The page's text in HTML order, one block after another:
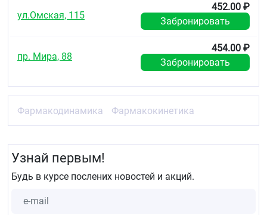
ул.Омская, 115
452.00 ₽
Забронировать
пр. Мира, 88
454.00 ₽
Забронировать
Фармакодинамика Фармакокинетика
Узнай первым!
Будь в курсе послених новостей и акций.